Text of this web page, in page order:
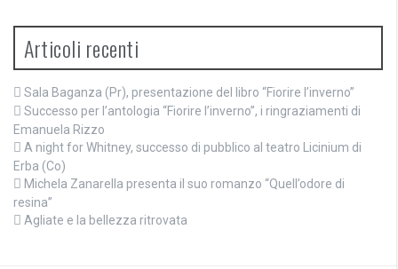
Articoli recenti
Sala Baganza (Pr), presentazione del libro “Fiorire l’inverno”
Successo per l’antologia “Fiorire l’inverno”, i ringraziamenti di
Emanuela Rizzo
A night for Whitney, successo di pubblico al teatro Licinium di
Erba (Co)
Michela Zanarella presenta il suo romanzo “Quell’odore di
resina”
Agliate e la bellezza ritrovata